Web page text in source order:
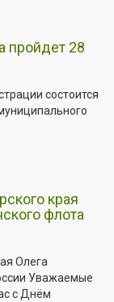
пройдет 28
состоится
края
флота
Олега
Уважаемые
с Днём